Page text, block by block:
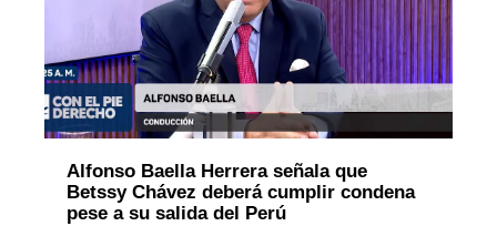
Alfonso Baella Herrera señala que
Betssy Chávez deberá cumplir condena
pese a su salida del Perú